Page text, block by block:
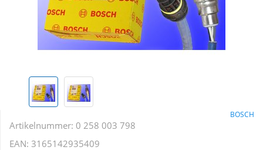
BOSCH
Artikelnummer: 0 258 003 798
EAN: 3165142935409